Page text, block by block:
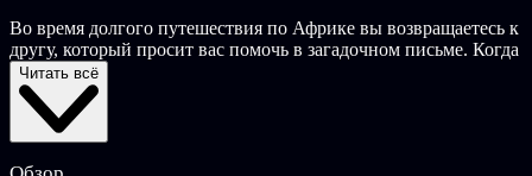
Во время долгого путешествия по Африке вы возвращаетесь к
другу, который просит вас помочь в загадочном письме. Когда
вы переступаете порог его дома, вас встречает пустая тишина.
Вам нужно будет использовать все свои навыки решения
головоломок, чтобы найти ключи от закрытых дверей,
которые вы встретите на своем пути. Исследуйте дом и
Читать всё